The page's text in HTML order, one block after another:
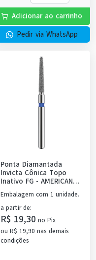
Adicionar ao carrinho
Pedir via WhatsApp
Ponta Diamantada
Invicta Cônica Topo
Inativo FG - AMERICAN
BURRS
Embalagem com 1 unidade.
a partir de:
R$ 19,30 no Pix
ou R$ 19,90 nas demais
condições